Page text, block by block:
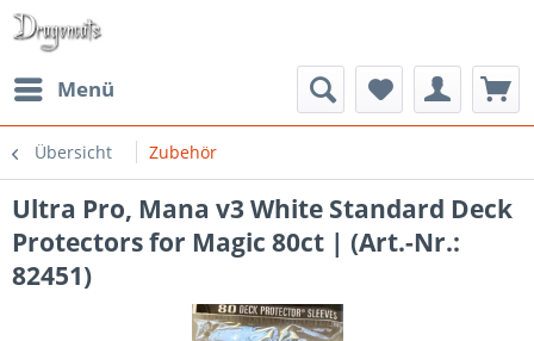
Menü
Übersicht Zubehör
Ultra Pro, Mana v3 White Standard Deck
Protectors for Magic 80ct | (Art.-Nr.:
82451)